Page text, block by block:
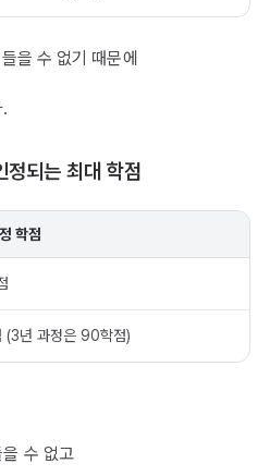
을 수 없기 때문에
되는 최대 학점
학점
(3년 과정은 90학점)
수 없고